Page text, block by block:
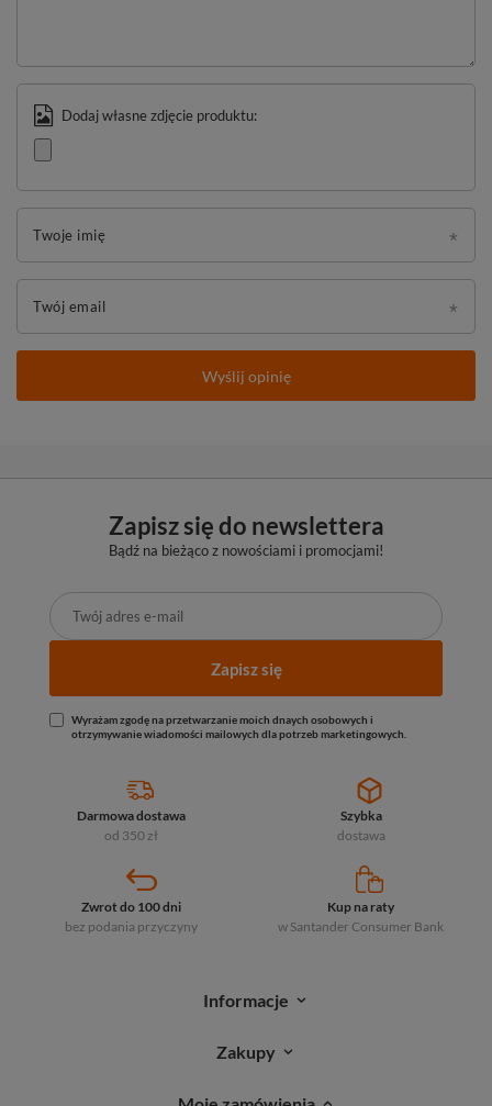
Dodaj własne zdjęcie produktu:
Twoje imię
Twój email
Wyślij opinię
Zapisz się do newslettera
Bądź na bieżąco z nowościami i promocjami!
Zapisz się
Wyrażam zgodę na przetwarzanie moich dnaych osobowych i
otrzymywanie wiadomości mailowych dla potrzeb marketingowych.
Darmowa dostawa
od 350 zł
Szybka
dostawa
Zwrot do 100 dni
bez podania przyczyny
Kup na raty
w Santander Consumer Bank
Informacje
Zakupy